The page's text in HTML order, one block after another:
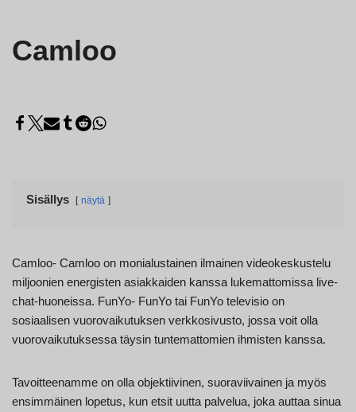
Camloo
Sisällys näytä
Camloo- Camloo on monialustainen ilmainen videokeskustelu
miljoonien energisten asiakkaiden kanssa lukemattomissa live-
chat-huoneissa. FunYo- FunYo tai FunYo televisio on
sosiaalisen vuorovaikutuksen verkkosivusto, jossa voit olla
vuorovaikutuksessa täysin tuntemattomien ihmisten kanssa.
Tavoitteenamme on olla objektiivinen, suoraviivainen ja myös
ensimmäinen lopetus, kun etsit uutta palvelua, joka auttaa sinua